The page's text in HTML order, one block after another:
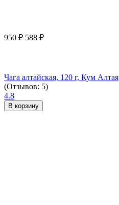
950 ₽ 588 ₽
Чага алтайская, 120 г, Кум Алтая
(Отзывов: 5)
4.8
В корзину